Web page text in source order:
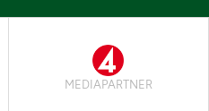
MEDIAPARTNER